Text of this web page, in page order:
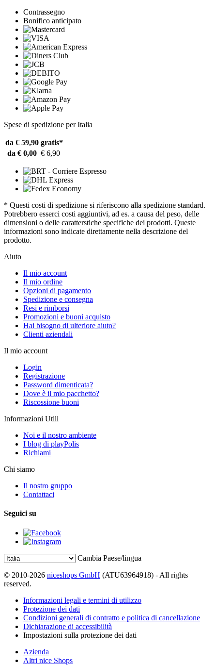
Contrassegno
Bonifico anticipato
Spese di spedizione per Italia
da € 59,90 gratis*
da € 0,00 € 6,90
* Questi costi di spedizione si riferiscono alla spedizione standard.
Potrebbero esserci costi aggiuntivi, ad es. a causa del peso, delle
dimensioni o delle caratterstiche specifiche dei prodotti. Queste
informazioni sono indicate direttamente nella descrizione del
prodotto.
Aiuto
Il mio account
Il mio ordine
Opzioni di pagamento
Spedizione e consegna
Resi e rimborsi
Promozioni e buoni acquisto
Hai bisogno di ulteriore aiuto?
Clienti aziendali
Il mio account
Login
Registrazione
Password dimenticata?
Dove è il mio pacchetto?
Riscossione buoni
Informazioni Utili
Noi e il nostro ambiente
I blog di playPolis
Richiami
Chi siamo
Il nostro gruppo
Contattaci
Seguici su
Cambia Paese/lingua
© 2010-2026 niceshops GmbH (ATU63964918) - All rights
reserved.
Informazioni legali e termini di utilizzo
Protezione dei dati
Condizioni generali di contratto e politica di cancellazione
Dichiarazione di accessibilità
Impostazioni sulla protezione dei dati
Azienda
Altri nice Shops